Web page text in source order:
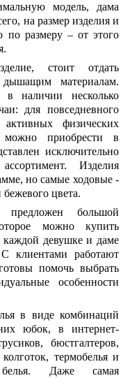
модель, дама
на размер изделия и
по размеру – от этого
стоит отдать
дышащим материалам.
наличии несколько
для повседневного
активных физических
можно приобрести в
исключительно
Изделия
но самые ходовые-
цвета.
предложен большой
можно купить
каждой девушке и даме
клиентами работают
помочь выбрать
особенности
в виде комбинаций
юбок, в интернет-
бюстгалтеров,
термобелья и
белья. Даже самая